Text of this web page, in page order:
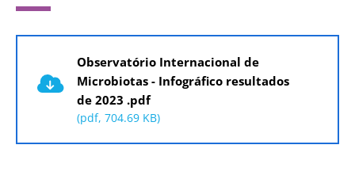
Observatório Internacional de
Microbiotas - Infográfico resultados
de 2023 .pdf
(pdf, 704.69 KB)